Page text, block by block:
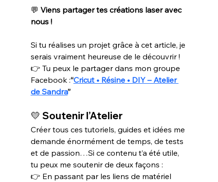
💬 Viens partager tes créations laser avec
nous !
Si tu réalises un projet grâce à cet article, je
serais vraiment heureuse de le découvrir !
👉 Tu peux le partager dans mon groupe
Facebook :“Cricut • Résine • DIY – Atelier
de Sandra”
💛 Soutenir l’Atelier
Créer tous ces tutoriels, guides et idées me
demande énormément de temps, de tests
et de passion…Si ce contenu t’a été utile,
tu peux me soutenir de deux façons :
👉 En passant par les liens de matériel